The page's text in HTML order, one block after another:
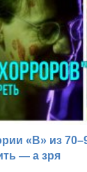
«B» из
— а зря